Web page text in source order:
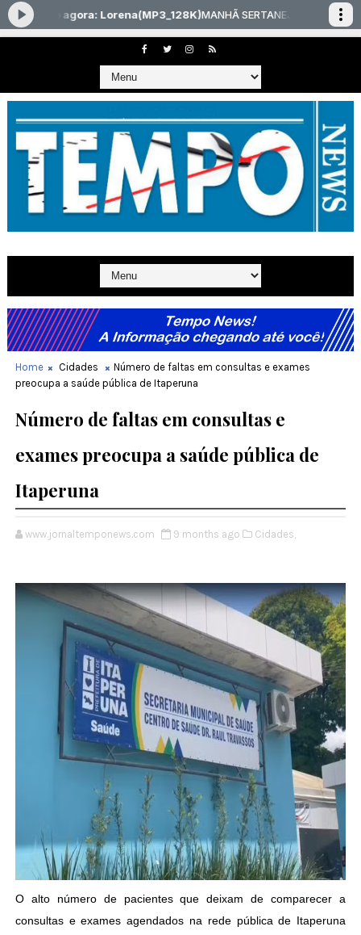
Home Cidades
Número de faltas em consultas e exames
preocupa a saúde pública de Itaperuna
Número de faltas em consultas e
exames preocupa a saúde pública de
Itaperuna
www.jornaltemponews.com 9 months ago Cidades,
O alto número de pacientes que deixam de comparecer a
consultas e exames agendados na rede pública de Itaperuna